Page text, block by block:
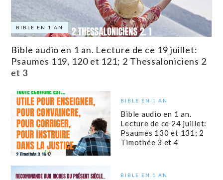
BIBLE EN 1 AN
Bible audio en 1 an. Lecture de ce 19 juillet:
Psaumes 119, 120 et 121; 2 Thessaloniciens 2
et 3
BIBLE EN 1 AN
Bible audio en 1 an.
Lecture de ce 24 juillet:
Psaumes 130 et 131; 2
Timothée 3 et 4
BIBLE EN 1 AN